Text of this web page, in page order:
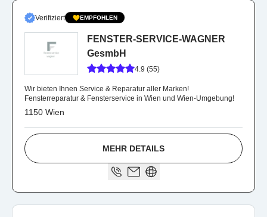
Verifiziert EMPFOHLEN
FENSTER-SERVICE-WAGNER
GesmbH
4.9 (55)
Wir bieten Ihnen Service & Reparatur aller Marken!
Fensterreparatur & Fensterservice in Wien und Wien-Umgebung!
1150 Wien
MEHR DETAILS